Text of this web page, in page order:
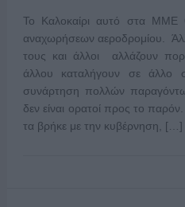
Το Καλοκαίρι αυτό στα ΜΜΕ
αναχωρήσεων αεροδρομίου.
τους και άλλοι αλλάζουν
άλλου καταλήγουν σε άλλο
συνάρτηση πολλών
δεν είναι ορατοί προς το
τα βρήκε με την κυβέρνηση, […]